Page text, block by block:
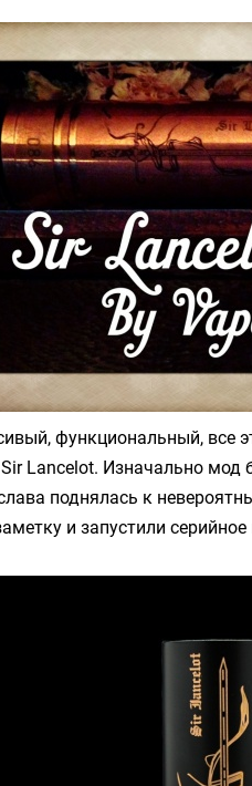
функциональный, все
Lancelot. Изначально
слава поднялась к
и запустили